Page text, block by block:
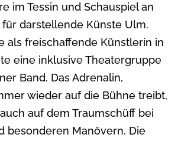
im Tessin und Schauspiel an
darstellende Künste Ulm.
als freischaffende Künstlerin in
eine inklusive Theatergruppe
Band. Das Adrenalin,
wieder auf die Bühne treibt,
auf dem Traumschüff bei
besonderen Manövern. Die